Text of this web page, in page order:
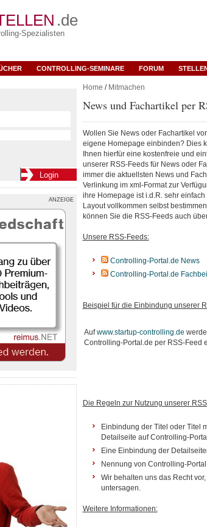
.de
Spezialisten
CONTROLLING-SEMINARE FORUM
Home / Mitmachen
News und Fachartikel per
Wollen Sie News oder Fachartikel
eigene Homepage einbinden? Dies
Ihnen hierfür eine kostenfreie und
unserer RSS-Feeds für News oder
immer die aktuellsten News und
Verlinkung im xml-Format zur
ihre Homepage ist i.d.R. sehr
Layout vollkommen selbst
können Sie die RSS-Feeds auch
Unsere RSS-Feeds:
Controlling-Portal.de News
Controlling-Portal.de
Beispiel für die Einbindung unserer
Aufwww.startup-controlling.de
Controlling-Portal.de per RSS-Feed
Die Regeln zur Nutzung unserer
Einbindung der Titel oder Titel
Detailseite auf Controlling-
Eine Einbindung der
Nennung von Controlling-
Wir behalten uns das Recht
untersagen.
Weitere Informationen:
ANZEIGE